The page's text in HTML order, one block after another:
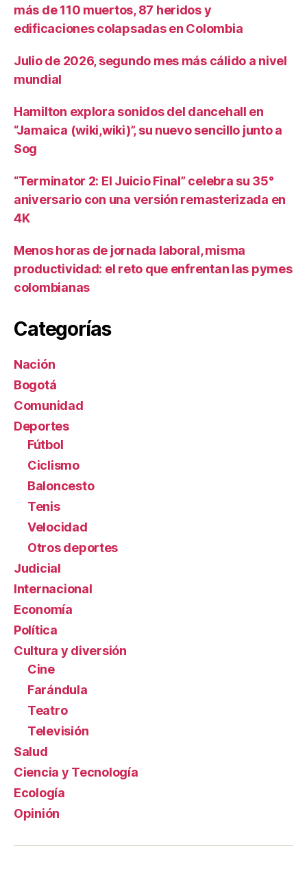
más de 110 muertos, 87 heridos y
edificaciones colapsadas en Colombia
Julio de 2026, segundo mes más cálido a nivel
mundial
Hamilton explora sonidos del dancehall en
“Jamaica (wiki,wiki)”, su nuevo sencillo junto a
Sog
“Terminator 2: El Juicio Final” celebra su 35°
aniversario con una versión remasterizada en
4K
Menos horas de jornada laboral, misma
productividad: el reto que enfrentan las pymes
colombianas
Categorías
Nación
Bogotá
Comunidad
Deportes
Fútbol
Ciclismo
Baloncesto
Tenis
Velocidad
Otros deportes
Judicial
Internacional
Economía
Política
Cultura y diversión
Cine
Farándula
Teatro
Televisión
Salud
Ciencia y Tecnología
Ecología
Opinión